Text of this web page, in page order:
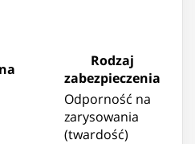
Rodzaj
zabezpieczenia
Odporność na
zarysowania
(twardość)